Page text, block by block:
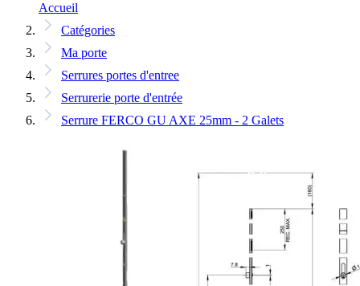
Accueil
Catégories
Ma porte
Serrures portes d'entree
Serrurerie porte d'entrée
Serrure FERCO GU AXE 25mm - 2 Galets